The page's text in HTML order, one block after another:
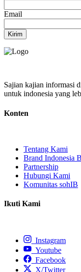
Email
Kirim
Sajian kajian informasi
untuk indonesia yang
Konten
Tentang Kami
Brand Indonesia
Partnership
Hubungi Kami
Komunitas sohIB
Ikuti Kami
Instagram
Youtube
Facebook
X/Twitter